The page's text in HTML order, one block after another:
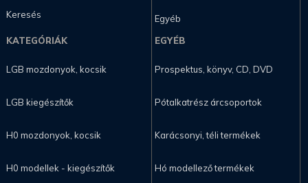
Keresés
Egyéb
KATEGÓRIÁK
LGB mozdonyok, kocsik
LGB kiegészítők
H0 mozdonyok, kocsik
H0 modellek - kiegészítők
EGYÉB
Prospektus, könyv, CD, DVD
Pótalkatrész árcsoportok
Karácsonyi, téli termékek
Hó modellező termékek